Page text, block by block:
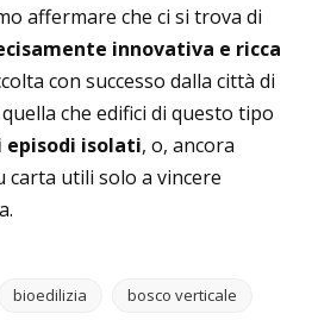
affermare che ci si trova di
innovativa e ricca
con successo dalla città di
che edifici di questo tipo
episodi isolati, o, ancora
utili solo a vincere
bioedilizia bosco verticale